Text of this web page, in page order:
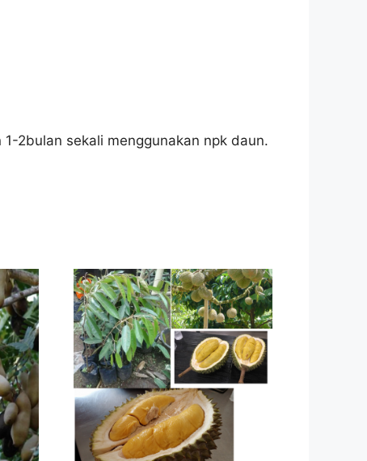
2bulan sekali menggunakan npk daun.